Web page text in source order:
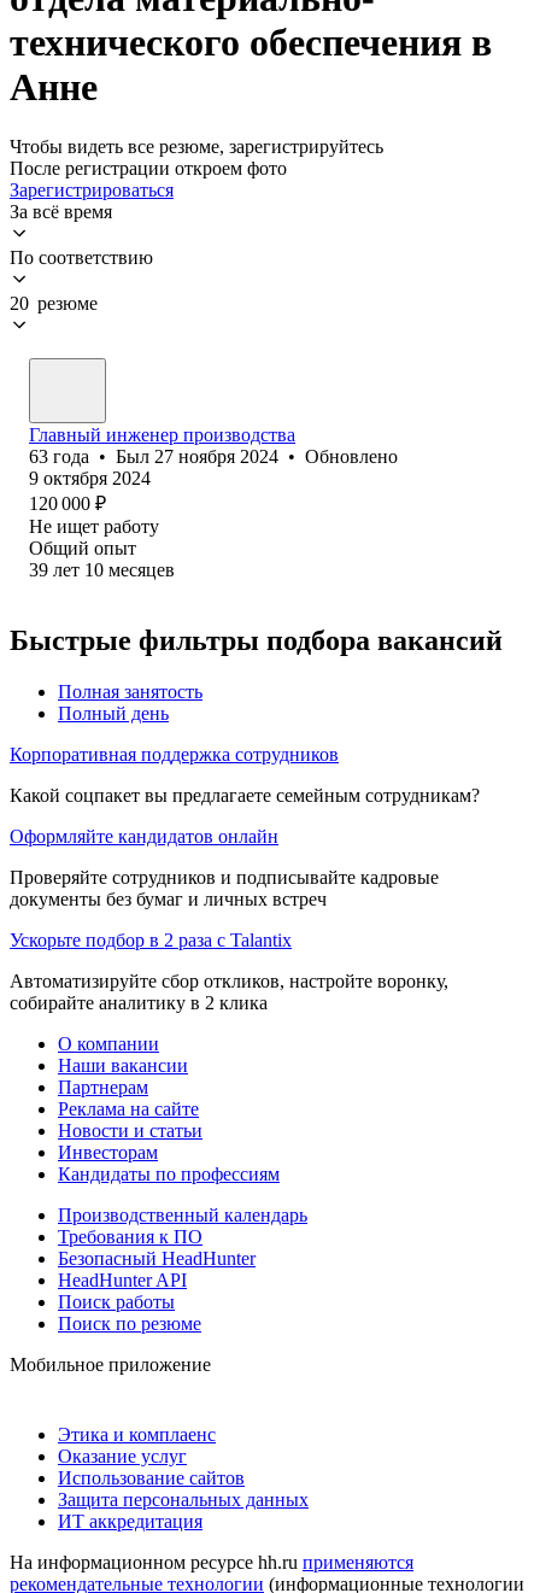
технического обеспечения в
Анне
Чтобы видеть все резюме, зарегистрируйтесь
После регистрации откроем фото
Зарегистрироваться
За всё время
По соответствию
20 резюме
Главный инженер производства
63 года • Был 27 ноября 2024 • Обновлено
9 октября 2024
120 000 ₽
Не ищет работу
Общий опыт
39 лет 10 месяцев
Быстрые фильтры подбора вакансий
Полная занятость
Полный день
Корпоративная поддержка сотрудников
Какой соцпакет вы предлагаете семейным сотрудникам?
Оформляйте кандидатов онлайн
Проверяйте сотрудников и подписывайте кадровые
документы без бумаг и личных встреч
Ускорьте подбор в 2 раза с Talantix
Автоматизируйте сбор откликов, настройте воронку,
собирайте аналитику в 2 клика
О компании
Наши вакансии
Партнерам
Реклама на сайте
Новости и статьи
Инвесторам
Кандидаты по профессиям
Производственный календарь
Требования к ПО
Безопасный HeadHunter
HeadHunter API
Поиск работы
Поиск по резюме
Мобильное приложение
Этика и комплаенс
Оказание услуг
Использование сайтов
Защита персональных данных
ИТ аккредитация
На информационном ресурсе hh.ru применяются
рекомендательные технологии (информационные технологии